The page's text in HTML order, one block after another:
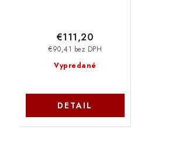
Vypredané
€90,41 bez DPH
€111,20
DETAIL